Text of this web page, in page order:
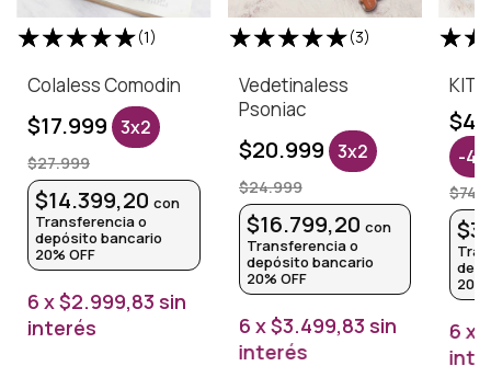
(1)
Colaless Comodin
$17.999 3x2
$27.999
$14.399,20 con
Transferencia o
depósito bancario
20% OFF
6 x$2.999,83 sin
interés
(3)
Vedetinaless
Psoniac
$20.999 3x2
$24.999
$16.799,20 con
Transferencia o
depósito bancario
20% OFF
6 x$3.499,83 sin
interés
KIT
-40
20%
6 x